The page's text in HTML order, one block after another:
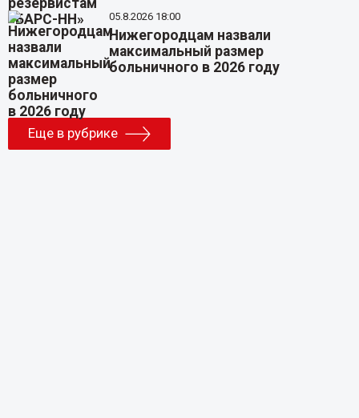
05.8.2026 18:00
Нижегородцам назвали
максимальный размер
больничного в 2026 году
Еще в рубрике